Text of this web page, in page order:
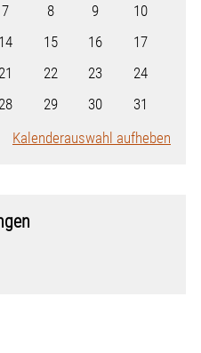
7 8 9
10
14 15 16
17
21 22 23
24
28 29 30
31
Kalenderauswahl aufheben